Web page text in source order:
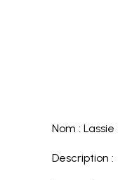
Nom : Lassie
Description :